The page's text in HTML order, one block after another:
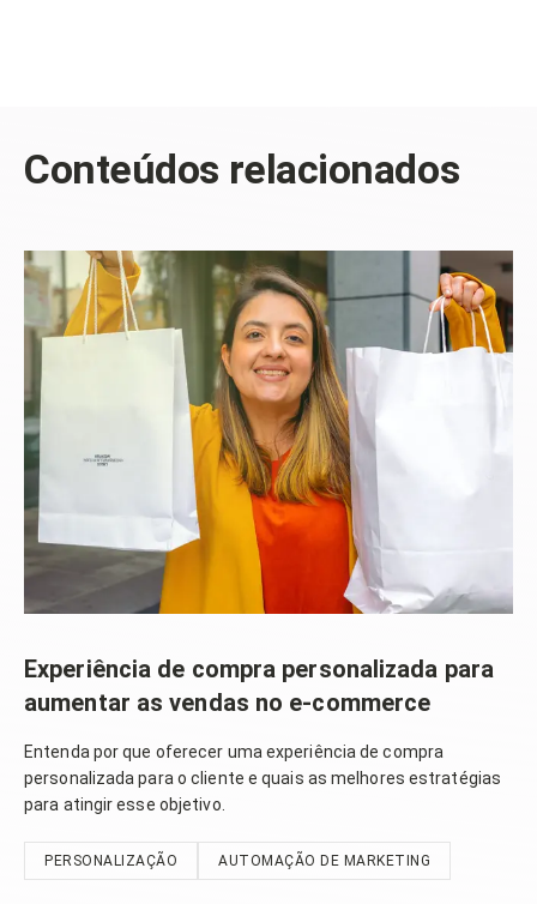
Conteúdos relacionados
Experiência de compra personalizada para
aumentar as vendas no e-commerce
Entenda por que oferecer uma experiência de compra
personalizada para o cliente e quais as melhores estratégias
para atingir esse objetivo.
PERSONALIZAÇÃO AUTOMAÇÃO DE MARKETING